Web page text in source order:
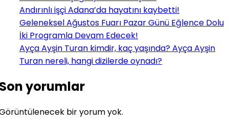
Andırınlı işçi Adana’da hayatını kaybetti!
Geleneksel Ağustos Fuarı Pazar Günü Eğlence Dolu
İki Programla Devam Edecek!
Ayça Ayşin Turan kimdir, kaç yaşında? Ayça Ayşin
Turan nereli, hangi dizilerde oynadı?
yorumlar
bir yorum yok.